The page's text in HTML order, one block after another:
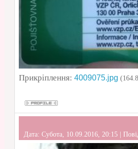
Прикріплення: 4009075.jpg
Дата: Субота, 10.09.2016, 20:15 |